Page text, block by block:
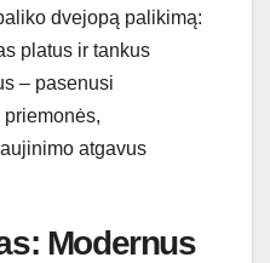
dvejopą palikimą:
platus ir tankus
– pasenusi
priemonės,
atgavus
Modernus